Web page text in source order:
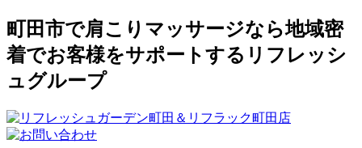
町田市で肩こりマッサージなら地域密
着でお客様をサポートするリフレッシ
ュグループ